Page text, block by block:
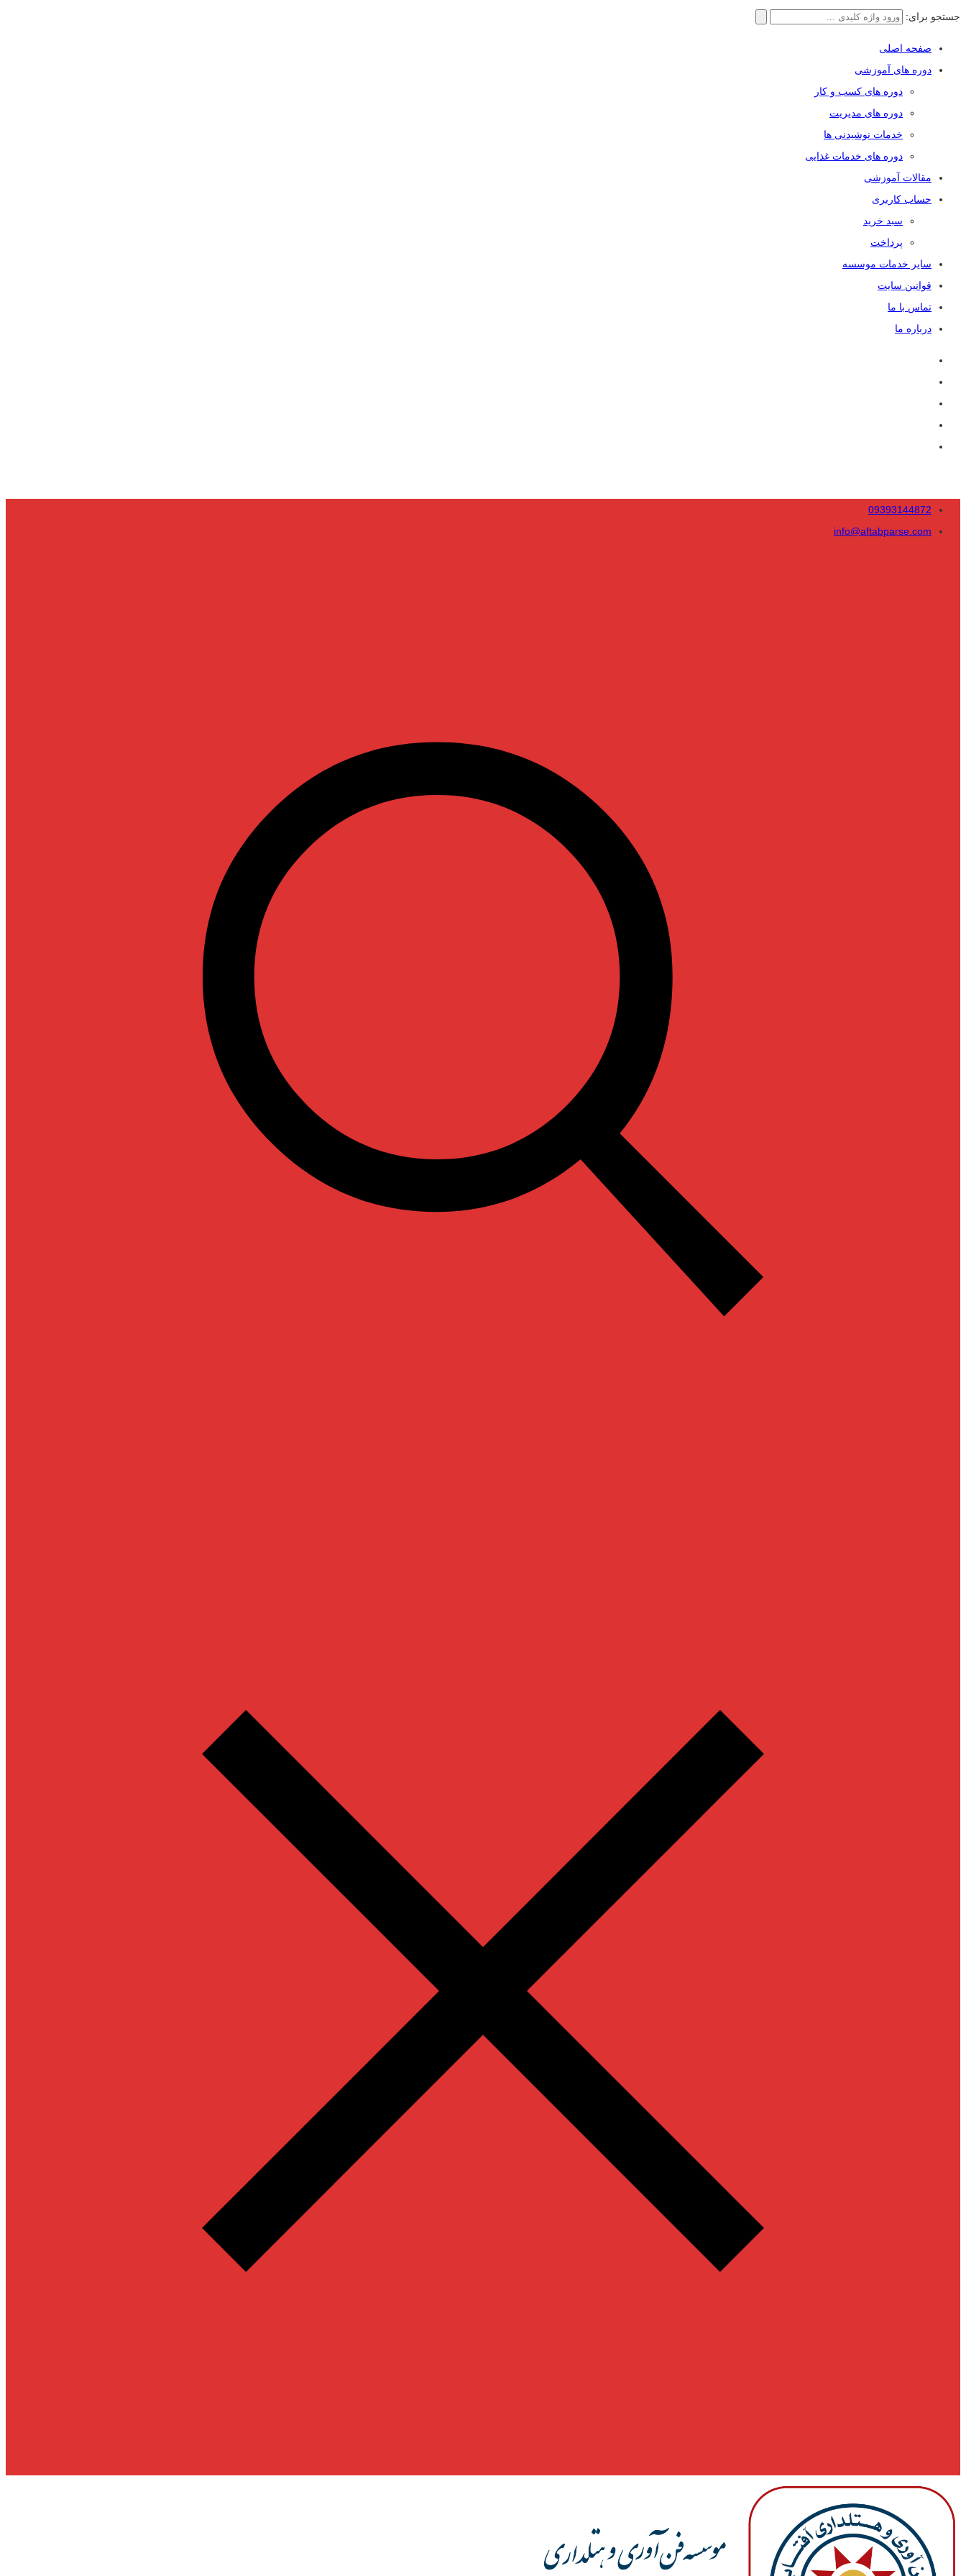
جستجو برای:
صفحه اصلی
دوره های آموزشی
دوره های کسب و کار
دوره های مدیریت
خدمات نوشیدنی ها
دوره های خدمات غذایی
مقالات آموزشی
حساب کاربری
سبد خرید
پرداخت
سایر خدمات موسسه
قوانین سایت
تماس با ما
درباره ما
09393144872
info@aftabparse.com